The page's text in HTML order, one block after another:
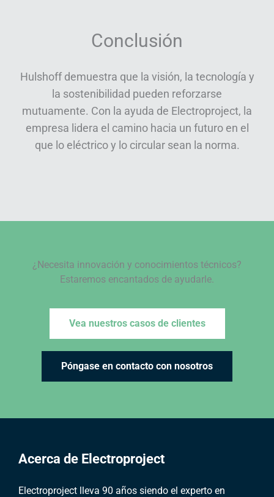
Conclusión
Hulshoff demuestra que la visión, la tecnología y
la sostenibilidad pueden reforzarse
mutuamente. Con la ayuda de Electroproject, la
empresa lidera el camino hacia un futuro en el
que lo eléctrico y lo circular sean la norma.
¿Necesita innovación y conocimientos técnicos?
Estaremos encantados de ayudarle.
Vea nuestros casos de clientes
Póngase en contacto con nosotros
Acerca de Electroproject
Electroproject lleva 90 años siendo el experto en